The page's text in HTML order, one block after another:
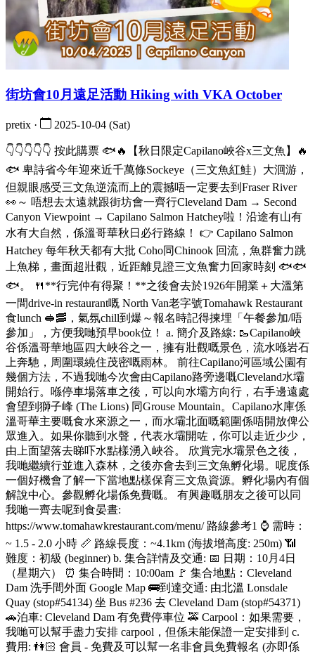
街坊會10月遠足活動 Hiking with VKA October
pretix · 2025-10-04 (Sat)
👇👇👇👇👇 按此購票 🐟🔥【秋日限定Capilano峽谷x三文魚】🔥
🐟 卑詩省今年迎來近千萬條Sockeye（三文魚紅鮭）大洄游，
但親眼感受三文魚逆流而上的震撼唔一定要去到Fraser River
👀～ 唔想去太遠就跟街坊會一齊行Cleveland Dam → Second
Canyon Viewpoint → Capilano Salmon Hatchey啦！沿途有山有
水有大自然，係溫哥華秋日必行路線！ 👉 Capilano Salmon
Hatchey 每年秋天都有大批 Coho同Chinook 回流，魚群奮力跳
上魚梯，畫面超壯觀，近距離見證三文魚奮力回家時刻 🐟🐟
🐟。 🍴**行完仲有得聚！**之後會去於1926年開業＋大溫第
一間drive-in restaurant嘅 North Van老字號Tomahawk Restaurant
食lunch 🥪🥓，氣氛chill到爆～報名時記得揀埋「午餐參加/唔
參加」，方便我哋預早book位！ a. 簡介及路線: 🥾Capilano峽
谷係溫哥華地區四大峽谷之一，擁有壯觀嘅景色，流水喺岩石
上奔馳，周圍環繞住茂密嘅雨林。 前往Capilano河區域公園有
幾個方法，不過我哋今次會由Capilano路旁邊嘅Cleveland水壩
開始行。喺停車場落車之後，可以向水壩方向行，右手邊遠處
會望到獅子峰 (The Lions) 同Grouse Mountain。Capilano水庫係
溫哥華主要嘅食水來源之一，而水壩北面嘅範圍係唔開放俾公
眾進入。如果你聽到水聲，代表水壩開咗，你可以走近少少，
由上面望落去睇吓水點樣湧入峽谷。 欣賞完水壩景色之後，
我哋繼續行並進入森林，之後亦會去到三文魚孵化場。呢度係
一個好機會了解一下當地點樣保育三文魚資源。孵化場內有個
解說中心。參觀孵化場係免費嘅。 有興趣嘅朋友之後可以同
我哋一齊去呢到食晏晝:
https://www.tomahawkrestaurant.com/menu/ 路線參考1 ⌚ 需時：
~ 1.5 - 2.0 小時 📏 路線長度：~4.1km (海拔增高度: 250m) 📶
難度：初級 (beginner) b. 集合詳情及交通: 📅 日期：10月4日
（星期六） ⏰ 集合時間：10:00am 🚩 集合地點：Cleveland
Dam 洗手間外面 Google Map 🚌到達交通: 由北溫 Lonsdale
Quay (stop#54134) 坐 Bus #236 去 Cleveland Dam (stop#54371)
🚗泊車: Cleveland Dam 有免費停車位 🚕 Carpool：如果需要，
我哋可以幫手盡力安排 carpool，但係未能保證一定安排到 c.
費用: 👫🏻 會員 - 免費及可以幫一名非會員免費報名 (亦即係